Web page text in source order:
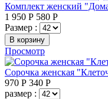
Комплект женский
1 950 Р 580 Р
Размер :
В корзину
Просмотр
Сорочка женская
970 Р 340 Р
размер :